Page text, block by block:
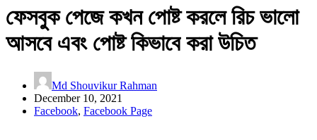
ফেসবুক পেজে কখন পোষ্ট করলে রিচ ভালো
আসবে এবং পোষ্ট কিভাবে করা উচিত
Md Shouvikur Rahman
December 10, 2021
Facebook, Facebook Page